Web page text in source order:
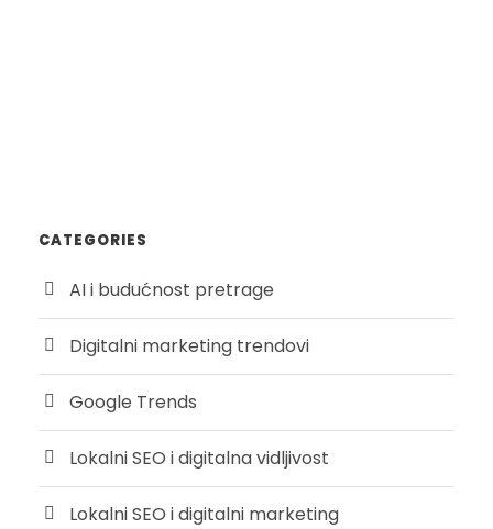
CATEGORIES
AI i budućnost pretrage
Digitalni marketing trendovi
Google Trends
Lokalni SEO i digitalna vidljivost
Lokalni SEO i digitalni marketing